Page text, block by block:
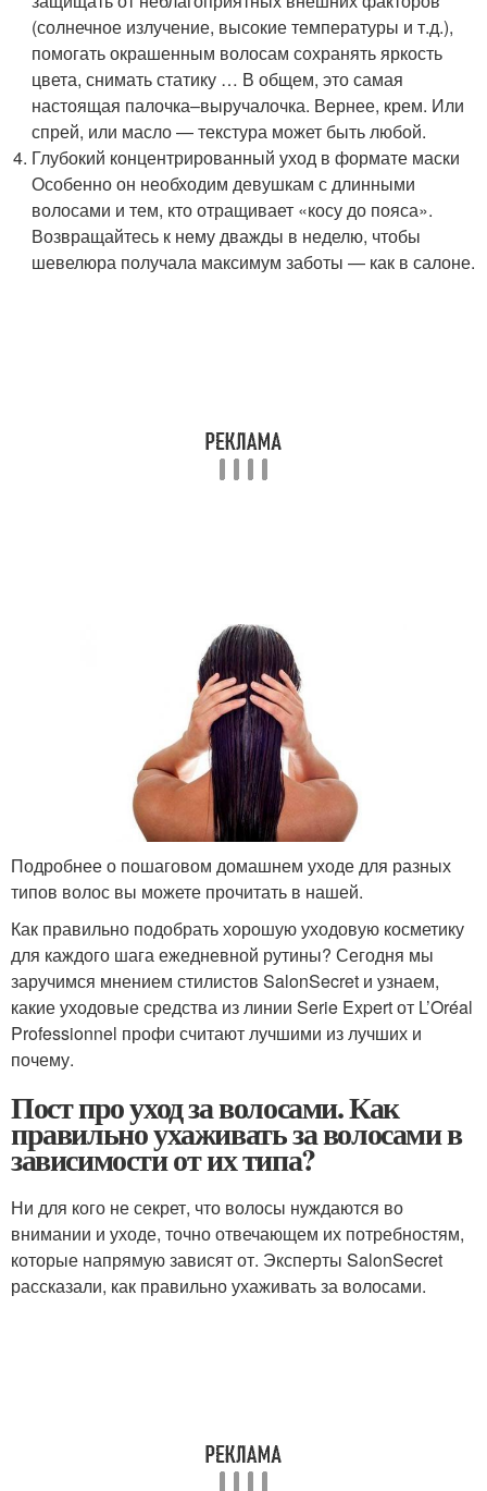
(солнечное излучение, высокие температуры и т.д.),
помогать окрашенным волосам сохранять яркость
цвета, снимать статику … В общем, это самая
настоящая палочка–выручалочка. Вернее, крем. Или
спрей, или масло — текстура может быть любой.
Глубокий концентрированный уход в формате маски
Особенно он необходим девушкам с длинными
волосами и тем, кто отращивает «косу до пояса».
Возвращайтесь к нему дважды в неделю, чтобы
шевелюра получала максимум заботы — как в салоне.
Подробнее о пошаговом домашнем уходе для разных
типов волос вы можете прочитать в нашей.
Как правильно подобрать хорошую уходовую косметику
для каждого шага ежедневной рутины? Сегодня мы
заручимся мнением стилистов SalonSecret и узнаем,
какие уходовые средства из линии Serie Expert от L’Oréal
Professionnel профи считают лучшими из лучших и
почему.
Пост про уход за волосами. Как
правильно ухаживать за волосами в
зависимости от их типа?
Ни для кого не секрет, что волосы нуждаются во
внимании и уходе, точно отвечающем их потребностям,
которые напрямую зависят от. Эксперты SalonSecret
рассказали, как правильно ухаживать за волосами.